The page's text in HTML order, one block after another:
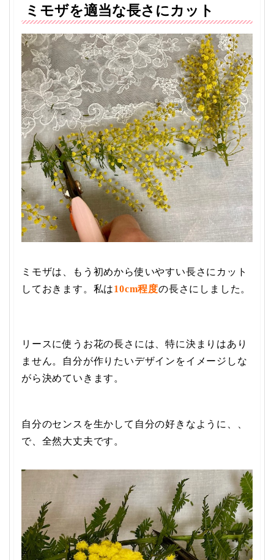
ミモザを適当な長さにカット
ミモザは、もう初めから使いやすい長さにカット
しておきます。私は10cm程度の長さにしました。
リースに使うお花の長さには、特に決まりはあり
ません。自分が作りたいデザインをイメージしな
がら決めていきます。
自分のセンスを生かして自分の好きなように、、
で、全然大丈夫です。